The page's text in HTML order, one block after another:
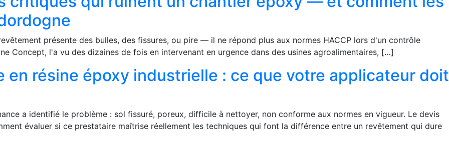
présente des bulles, des fissures, ou pire — il ne répond plus aux normes HACCP lors d'un contrôle
Concept, l'a vu des dizaines de fois en intervenant en urgence dans des usines agroalimentaires, […]
en résine époxy industrielle : ce que votre applicateur doit
a identifié le problème : sol fissuré, poreux, difficile à nettoyer, non conforme aux normes en vigueur. Le devis
évaluer si ce prestataire maîtrise réellement les techniques qui font la différence entre un revêtement qui dure